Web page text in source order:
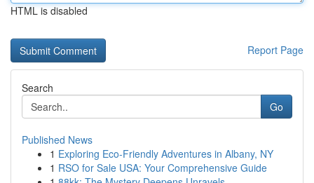
HTML is disabled
Report Page
Search
Go
Published News
1 Exploring Eco-Friendly Adventures in Albany, NY
1 RSO for Sale USA: Your Comprehensive Guide